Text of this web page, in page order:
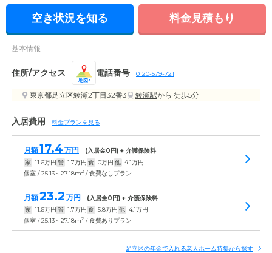
空き状況を知る 料金見積もり
基本情報
住所/アクセス
地図
電話番号 0120-579-721
東京都足立区綾瀬2丁目32番3 綾瀬駅から 徒歩5分
入居費用 料金プランを見る
月額17.4 万円 (入居金0円) + 介護保険料
家 11.6万円 管 1.7万円 食 0万円 他 4.1万円
個室 / 25.13～27.18m2 / 食費なしプラン
月額23.2 万円 (入居金0円) + 介護保険料
家 11.6万円 管 1.7万円 食 5.8万円 他 4.1万円
個室 / 25.13～27.18m2 / 食費ありプラン
足立区の年金で入れる老人ホーム特集から探す